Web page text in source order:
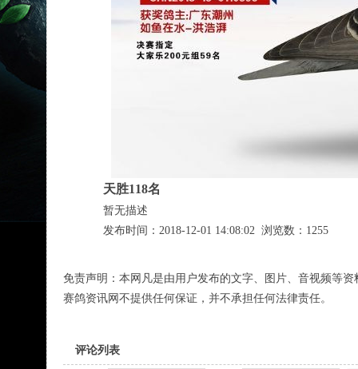
天胜118名
暂无描述
发布时间：2018-12-01 14:08:02 浏览数：1255
免责声明：本网凡是由用户发布的文字、图片、音视频等
赛鸽资讯网不提供任何保证，并不承担任何法律责任。
评论列表